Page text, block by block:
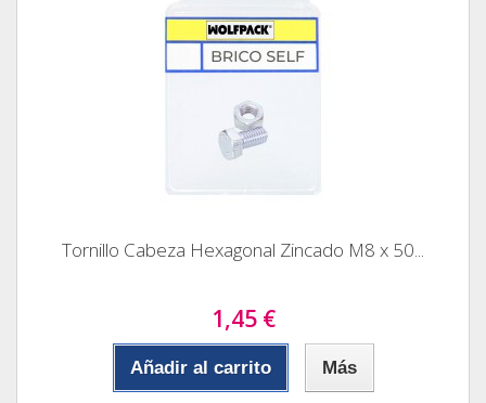
Tornillo Cabeza Hexagonal Zincado M8 x 50...
1,45 €
Añadir al carrito Más